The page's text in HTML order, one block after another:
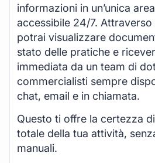
informazioni in un’unica
accessibile 24/7.
potrai visualizzare
stato delle pratiche e
immediata da un team di
commercialisti sempre
chat, email e in chiamata.
Questo ti offre la certezza
totale della tua attività,
manuali.